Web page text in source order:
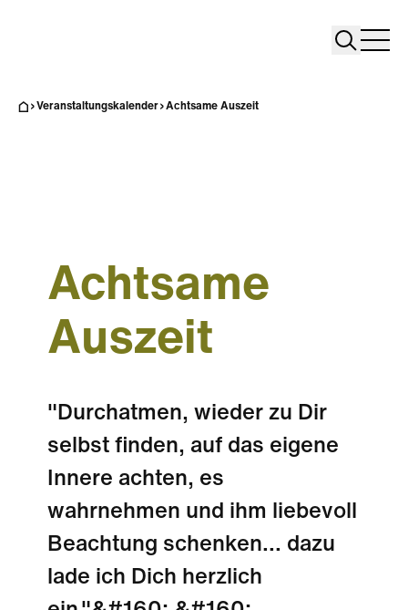
Search
Veranstaltungskalender Achtsame Auszeit
Achtsame
Auszeit
"Durchatmen, wieder zu Dir
selbst finden, auf das eigene
Innere achten, es
wahrnehmen und ihm liebevoll
Beachtung schenken... dazu
lade ich Dich herzlich